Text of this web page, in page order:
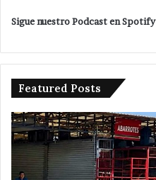
Sigue nuestro Podcast en Spotify
Featured Posts
Da
banderazo
Velázquez
Romero